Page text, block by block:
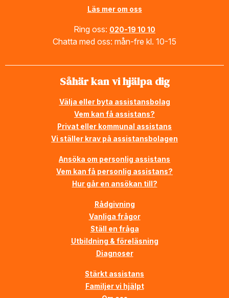
Läs mer om oss
Ring oss: 020-19 10 10
Chatta med oss: mån-fre kl. 10-15
Såhär kan vi hjälpa dig
Välja eller byta assistansbolag
Vem kan få assistans?
Privat eller kommunal assistans
Vi ställer krav på assistansbolagen
Ansöka om personlig assistans
Vem kan få personlig assistans?
Hur går en ansökan till?
Rådgivning
Vanliga frågor
Ställ en fråga
Utbildning & föreläsning
Diagnoser
Stärkt assistans
Familjer vi hjälpt